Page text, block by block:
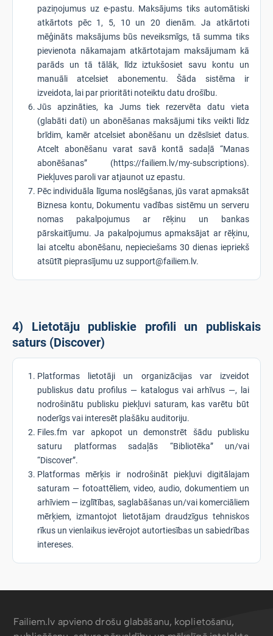
paziņojumus uz e-pastu. Maksājums tiks automātiski
atkārtots pēc 1, 5, 10 un 20 dienām. Ja atkārtoti
mēģināts maksājums būs neveiksmīgs, tā summa tiks
pievienota nākamajam atkārtotajam maksājumam kā
parāds un tā tālāk, līdz iztukšosiet savu kontu un
manuāli atcelsiet abonementu. Šāda sistēma ir
izveidota, lai par prioritāti noteiktu datu drošību.
Jūs apzināties, ka Jums tiek rezervēta datu vieta
(glabāti dati) un abonēšanas maksājumi tiks veikti līdz
brīdim, kamēr atcelsiet abonēšanu un dzēsīsiet datus.
Atcelt abonēšanu varat savā kontā sadaļā “Manas
abonēšanas” (https://failiem.lv/my-subscriptions).
Piekļuves paroli var atjaunot uz epastu.
Pēc individuāla līguma noslēgšanas, jūs varat apmaksāt
Biznesa kontu, Dokumentu vadības sistēmu un serveru
nomas pakalpojumus ar rēķinu un bankas
pārskaitījumu. Ja pakalpojumus apmaksājat ar rēķinu,
lai atceltu abonēšanu, nepieciešams 30 dienas iepriekš
atsūtīt pieprasījumu uz support@failiem.lv.
4) Lietotāju publiskie profili un publiskais
saturs (Discover)
Platformas lietotāji un organizācijas var izveidot
publiskus datu profilus — katalogus vai arhīvus —, lai
nodrošinātu publisku piekļuvi saturam, kas varētu būt
noderīgs vai interesēt plašāku auditoriju.
Files.fm var apkopot un demonstrēt šādu publisku
saturu platformas sadaļās “Bibliotēka” un/vai
“Discover”.
Platformas mērķis ir nodrošināt piekļuvi digitālajam
saturam — fotoattēliem, video, audio, dokumentiem un
arhīviem — izglītības, saglabāšanas un/vai komerciāliem
mērķiem, izmantojot lietotājam draudzīgus tehniskos
rīkus un vienlaikus ievērojot autortiesības un sabiedrības
intereses.
Failiem.lv apvieno drošu glabāšanu, koplietošanu,